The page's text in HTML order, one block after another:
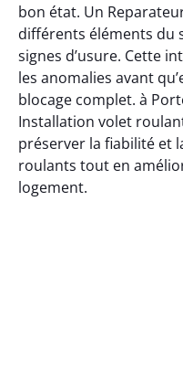
bon état. Un
différents éléments du
signes d’usure. Cette
les anomalies avant
blocage complet. à
Installation volet
préserver la fiabilité et
roulants tout en
logement.